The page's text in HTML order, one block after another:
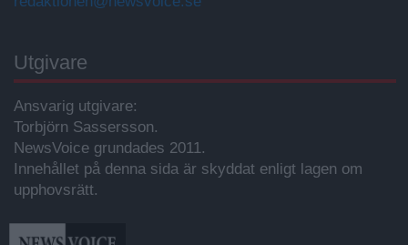
Utgivare
Ansvarig utgivare:
Torbjörn Sassersson.
NewsVoice grundades 2011.
Innehållet på denna sida är skyddat enligt lagen om
upphovsrätt.